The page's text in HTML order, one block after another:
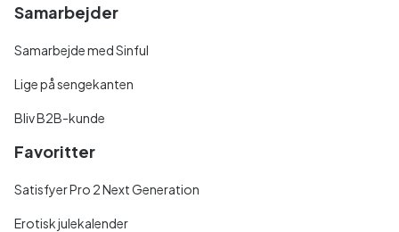
Samarbejder
Samarbejde med Sinful
Lige på sengekanten
Bliv B2B-kunde
Favoritter
Satisfyer Pro 2 Next Generation
Erotisk julekalender